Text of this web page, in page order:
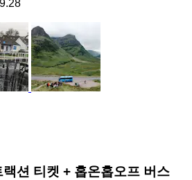
션 티켓 + 홉온홉오프 버스